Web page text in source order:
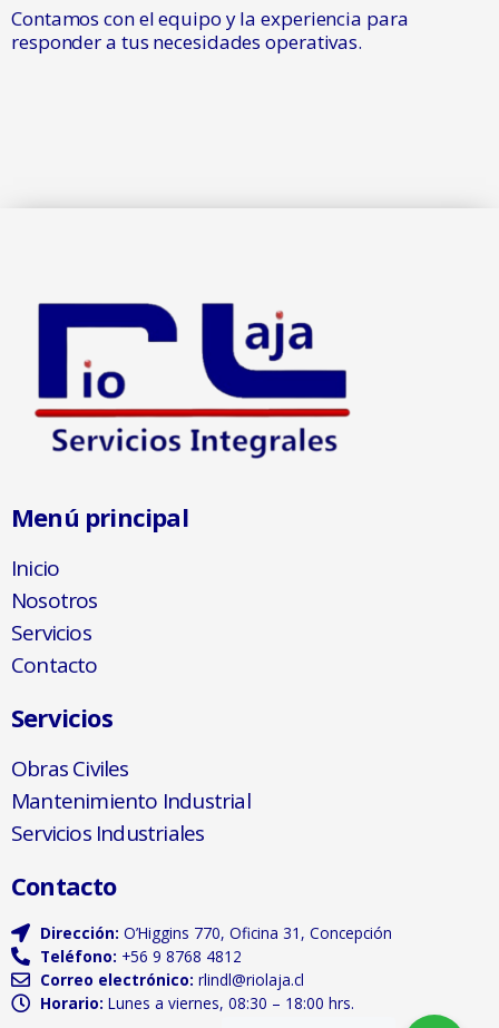
Contamos con el equipo y la experiencia para
responder a tus necesidades operativas.
Menú principal
Inicio
Nosotros
Servicios
Contacto
Servicios
Obras Civiles
Mantenimiento Industrial
Servicios Industriales
Contacto
Dirección:O’Higgins 770, Oficina 31, Concepción
Teléfono: +56 9 8768 4812
Correo electrónico:rlindl@riolaja.cl
Horario:Lunes a viernes, 08:30 – 18:00 hrs.